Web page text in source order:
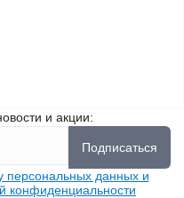
и акции:
Подписаться
персональных данных и
конфиденциальности